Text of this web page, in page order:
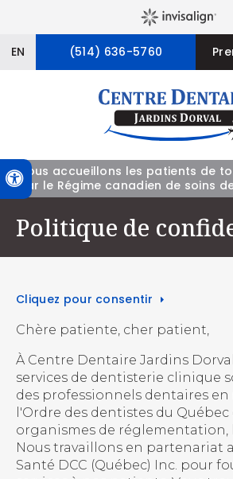
Version accessible
EN (514) 636-5760
Nous accueillons les patients de
par le Régime canadien de soins
Politique de
Cliquez pour consentir
Chère patiente, cher patient,
À Centre Dentaire Jardins
services de dentisterie clinique
des professionnels dentaires en
l'Ordre des dentistes du
organismes de réglementation,
Nous travaillons en partenariat
Santé DCC (Québec) Inc. pour